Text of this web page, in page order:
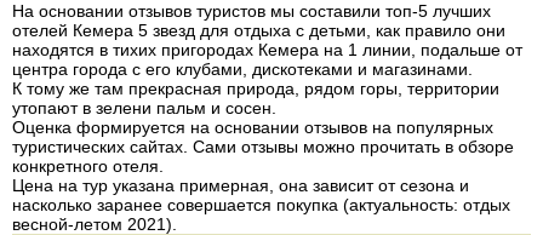
На основании отзывов туристов мы составили топ-5 лучших
отелей Кемера 5 звезд для отдыха с детьми, как правило они
находятся в тихих пригородах Кемера на 1 линии, подальше от
центра города с его клубами, дискотеками и магазинами.
К тому же там прекрасная природа, рядом горы, территории
утопают в зелени пальм и сосен.
Оценка формируется на основании отзывов на популярных
туристических сайтах. Сами отзывы можно прочитать в обзоре
конкретного отеля.
Цена на тур указана примерная, она зависит от сезона и
насколько заранее совершается покупка (актуальность: отдых
весной-летом 2021).